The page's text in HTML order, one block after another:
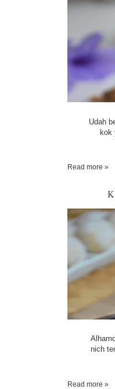
Udah
kok
Read more »
nich
Read more »